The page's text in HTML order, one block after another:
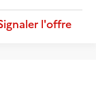
l'offre